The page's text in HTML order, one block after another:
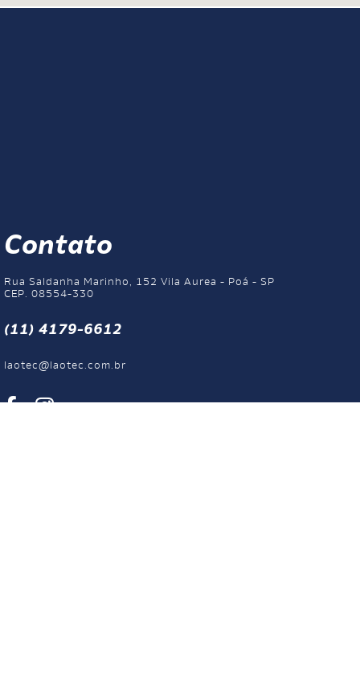
Contato
Rua Saldanha Marinho, 152 Vila Aurea - Poá - SP
CEP. 08554-330
(11) 4179-6612
laotec@laotec.com.br